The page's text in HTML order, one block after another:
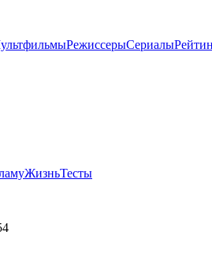
РежиссерыСериалы
ЖизньТесты